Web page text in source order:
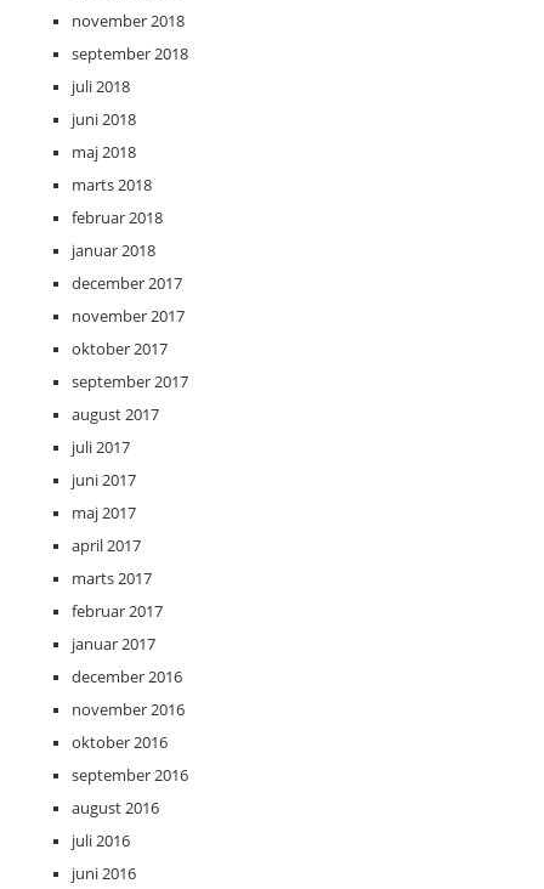
november 2018
september 2018
juli 2018
juni 2018
maj 2018
marts 2018
februar 2018
januar 2018
december 2017
november 2017
oktober 2017
september 2017
august 2017
juli 2017
juni 2017
maj 2017
april 2017
marts 2017
februar 2017
januar 2017
december 2016
november 2016
oktober 2016
september 2016
august 2016
juli 2016
juni 2016